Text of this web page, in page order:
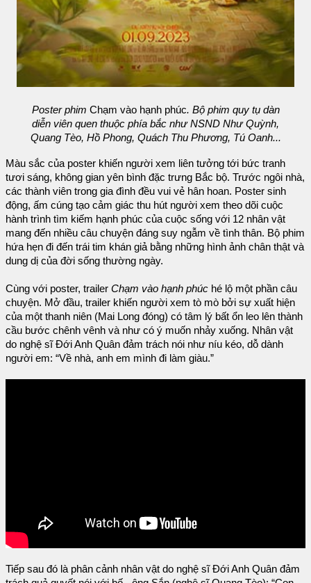
Poster phim Chạm vào hạnh phúc. Bộ phim quy tụ dàn
diễn viên quen thuộc phía bắc như NSND Như Quỳnh,
Quang Tèo, Hồ Phong, Quách Thu Phương, Tú Oanh...
Màu sắc của poster khiến người xem liên tưởng tới bức tranh
tươi sáng, không gian yên bình đặc trưng Bắc bộ. Trước ngôi nhà,
các thành viên trong gia đình đều vui vẻ hân hoan. Poster sinh
động, ấm cúng tạo cảm giác thu hút người xem theo dõi cuộc
hành trình tìm kiếm hạnh phúc của cuộc sống với 12 nhân vật
mang đến nhiều câu chuyện đáng suy ngẫm về tình thân. Bộ phim
hứa hẹn đi đến trái tim khán giả bằng những hình ảnh chân thật và
dung dị của đời sống thường ngày.
Cùng với poster, trailer Chạm vào hạnh phúc hé lộ một phần câu
chuyện. Mở đầu, trailer khiến người xem tò mò bởi sự xuất hiện
của một thanh niên (Mai Long đóng) có tâm lý bất ổn leo lên thành
cầu bước chênh vênh và như có ý muốn nhảy xuống. Nhân vật
do nghệ sĩ Đới Anh Quân đảm trách nói như níu kéo, dỗ dành
người em: “Về nhà, anh em mình đi làm giàu.”
Tiếp sau đó là phân cảnh nhân vật do nghệ sĩ Đới Anh Quân đảm